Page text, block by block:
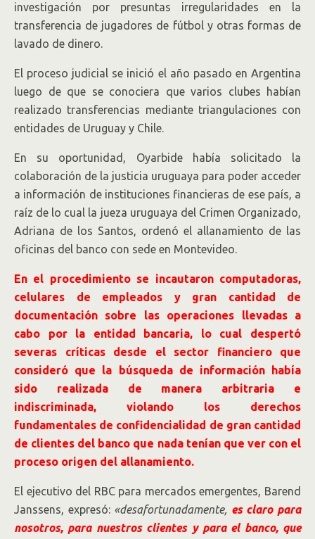
investigación por presuntas irregularidades en la
transferencia de jugadores de fútbol y otras formas de
lavado de dinero.
El proceso judicial se inició el año pasado en Argentina
luego de que se conociera que varios clubes habían
realizado transferencias mediante triangulaciones con
entidades de Uruguay y Chile.
En su oportunidad, Oyarbide había solicitado la
colaboración de la justicia uruguaya para poder acceder
a información de instituciones financieras de ese país, a
raíz de lo cual la jueza uruguaya del Crimen Organizado,
Adriana de los Santos, ordenó el allanamiento de las
oficinas del banco con sede en Montevideo.
En el procedimiento se incautaron computadoras,
celulares de empleados y gran cantidad de
documentación sobre las operaciones llevadas a
cabo por la entidad bancaria, lo cual despertó
severas críticas desde el sector financiero que
consideró que la búsqueda de información había
sido realizada de manera arbitraria e
indiscriminada, violando los derechos
fundamentales de confidencialidad de gran cantidad
de clientes del banco que nada tenían que ver con el
proceso origen del allanamiento.
El ejecutivo del RBC para mercados emergentes, Barend
Janssens, expresó: «desafortunadamente, es claro para
nosotros, para nuestros clientes y para el banco, que